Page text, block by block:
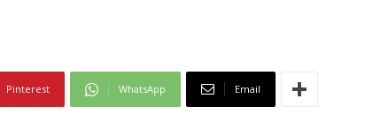
Pinterest WhatsApp Email